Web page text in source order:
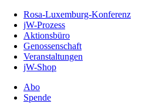
Inhalt
Seite
Rosa-Luxemburg-Konferenz
jW-Prozess
Aktionsbüro
Genossenschaft
Veranstaltungen
jW-Shop
Abo
Spende